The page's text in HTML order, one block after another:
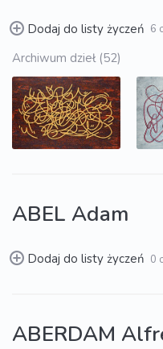
Dodaj do listy życzeń 6
Archiwum dzieł (52)
ABEL Adam
Dodaj do listy życzeń 0
ABERDAM